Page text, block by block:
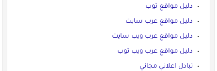
دليل مواقع توب
دليل مواقع عرب سايت
دليل مواقع عرب ويب سايت
دليل مواقع عرب ويب توب
تبادل اعلاني مجاني